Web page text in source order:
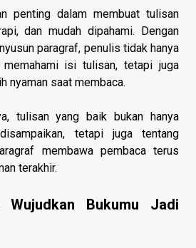
penting dalam membuat tulisan
dan mudah dipahami. Dengan
paragraf, penulis tidak hanya
memahami isi tulisan, tetapi juga
nyaman saat membaca.
tulisan yang baik bukan hanya
tetapi juga tentang
membawa pembaca terus
terakhir.
Bukumu Jadi